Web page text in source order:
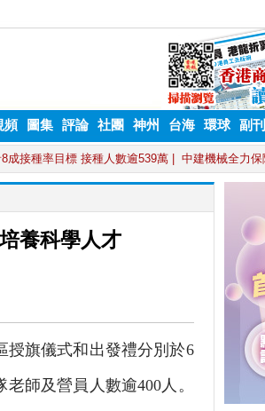
頻 圖集 評論 社團 神州 台海 環球 副刊
養科學人才
授旗儀式和出發禮分別於6
師及營員人數逾400人。